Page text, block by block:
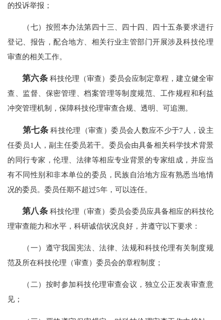
的投诉举报；
（七）按照本办法第四十三、四十四、四十五条要求进行
登记、报告，配合地方、相关行业主管部门开展涉及科技伦理
审查的相关工作。
第六条科技伦理（审查）委员会应制定章程，建立健全审
查、监督、保密管理、档案管理等制度规范、工作规程和利益
冲突管理机制，保障科技伦理审查合规、透明、可追溯。
第七条科技伦理（审查）委员会人数应不少于7人，设主
任委员1人，副主任委员若干。委员会由具备相关科学技术背景
的同行专家，伦理、法律等相应专业背景的专家组成，并应当
有不同性别和非本单位的委员，民族自治地方应有熟悉当地情
况的委员。委员任期不超过5年，可以连任。
第八条科技伦理（审查）委员会委员应具备相应的科技伦
理审查能力和水平，科研诚信状况良好，并遵守以下要求：
（一）遵守我国宪法、法律、法规和科技伦理有关制度规
范及所在科技伦理（审查）委员会的章程制度；
（二）按时参加科技伦理审查会议，独立公正发表审查意
见；